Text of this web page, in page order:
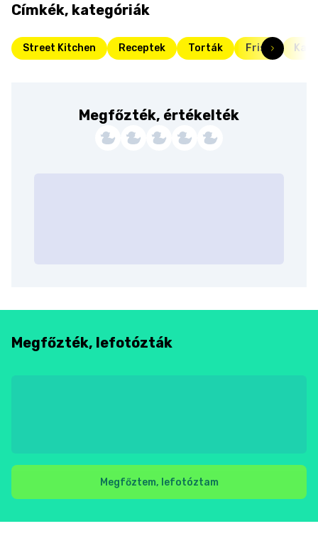
Címkék, kategóriák
Street Kitchen Receptek Torták Friss
Megfőzték, értékelték
Megfőzték, lefotózták
Megfőztem, lefotóztam